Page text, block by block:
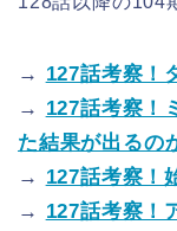
→ 127話考察！
→ 127話考察！
た結果が出るの
→ 127話考察！
→ 127話考察！